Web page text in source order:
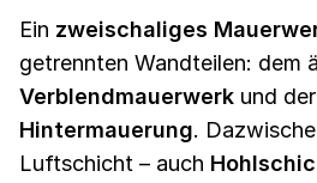
Ein zweischaliges
getrennten Wandteilen: dem
Verblendmauerwerk und
Hintermauerung.
Luftschicht – auch